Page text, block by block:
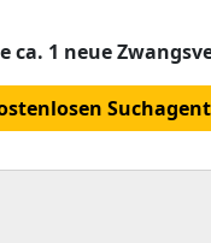
ca. 1 neue